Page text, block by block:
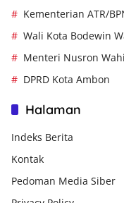
Kementerian ATR/
Wali Kota Bodewin
Menteri Nusron
DPRD Kota Ambon
Halaman
Indeks Berita
Kontak
Pedoman Media Siber